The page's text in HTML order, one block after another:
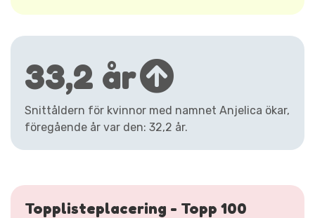
33,2 år
Snittåldern för kvinnor med namnet Anjelica ökar,
föregående år var den: 32,2 år.
Topplisteplacering - Topp 100